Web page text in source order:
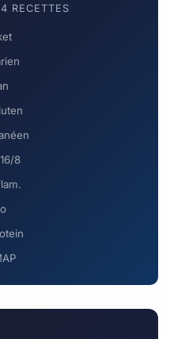
RECETTES
8